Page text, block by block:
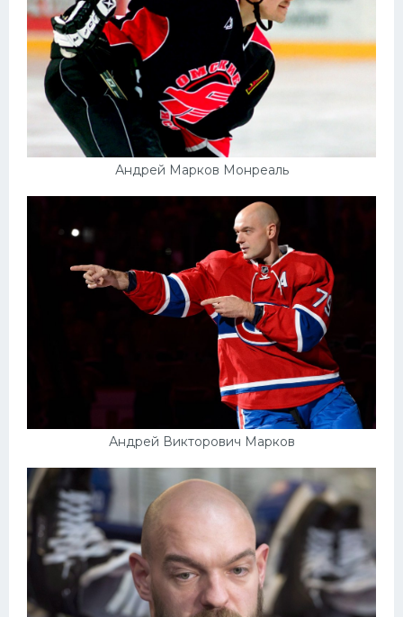
Андрей Марков Монреаль
Андрей Викторович Марков